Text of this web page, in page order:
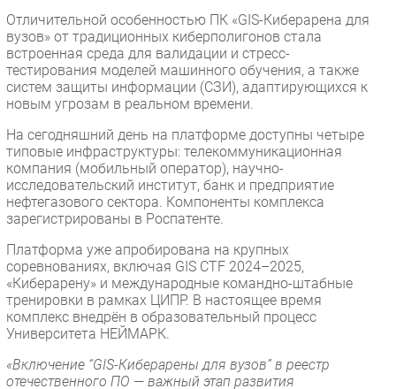
Отличительной особенностью ПК «GIS-Киберарена для
вузов» от традиционных киберполигонов стала
встроенная среда для валидации и стресс-
тестирования моделей машинного обучения, а также
систем защиты информации (СЗИ), адаптирующихся к
новым угрозам в реальном времени.
На сегодняшний день на платформе доступны четыре
типовые инфраструктуры: телекоммуникационная
компания (мобильный оператор), научно-
исследовательский институт, банк и предприятие
нефтегазового сектора. Компоненты комплекса
зарегистрированы в Роспатенте.
Платформа уже апробирована на крупных
соревнованиях, включая GIS CTF 2024–2025,
«Киберарену» и международные командно-штабные
тренировки в рамках ЦИПР. В настоящее время
комплекс внедрён в образовательный процесс
Университета НЕЙМАРК.
«Включение “GIS-Киберарены для вузов” в реестр
отечественного ПО — важный этап развития